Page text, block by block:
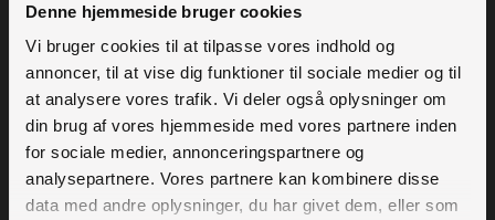
Denne hjemmeside bruger cookies
Vi bruger cookies til at tilpasse vores indhold og
annoncer, til at vise dig funktioner til sociale medier og til
at analysere vores trafik. Vi deler også oplysninger om
din brug af vores hjemmeside med vores partnere inden
for sociale medier, annonceringspartnere og
analysepartnere. Vores partnere kan kombinere disse
data med andre oplysninger, du har givet dem, eller som